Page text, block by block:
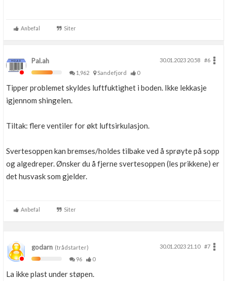
Anbefal Siter
Pal.ah 30.01.2023 20.58
#6
1,962
Sandefjord 0
Tipper problemet skyldes luftfuktighet i boden. Ikke lekkasje
igjennom shingelen.
Tiltak: flere ventiler for økt luftsirkulasjon.
Svertesoppen kan bremses/holdes tilbake ved å sprøyte på sopp
og algedreper. Ønsker du å fjerne svertesoppen (les prikkene) er
det husvask som gjelder.
Anbefal Siter
godarn (trådstarter) 30.01.2023 21.10
#7
96
0
La ikke plast under støpen.